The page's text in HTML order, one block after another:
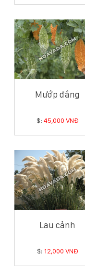
Mướp đắng
$: 45,000 VNĐ
Lau cảnh
$: 12,000 VNĐ